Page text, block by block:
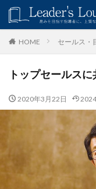
HOME セールス・
トップセールス
2020年3月22日
キーワード
青木仁志 モチベーシ
新規事業
カテゴリー
タグ